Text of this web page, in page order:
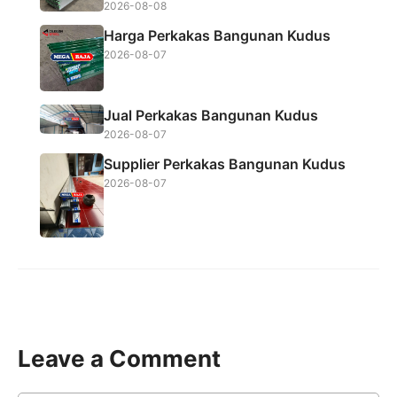
2026-08-08
Harga Perkakas Bangunan Kudus
2026-08-07
Jual Perkakas Bangunan Kudus
2026-08-07
Supplier Perkakas Bangunan Kudus
2026-08-07
Leave a Comment